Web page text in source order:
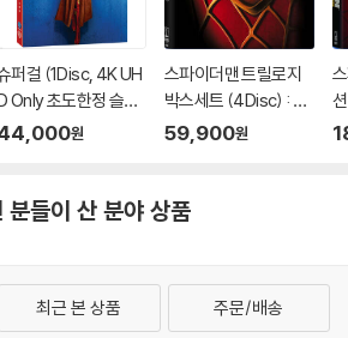
퍼걸 (1Disc, 4K UH
Only 초도한정 슬립
케이스) : 블루레이
원
스파이더맨 트릴로지
박스세트 (4Disc) : 블
루레이
59,900원
분들이 산 분야 상품
최근 본 상품 주문/배송